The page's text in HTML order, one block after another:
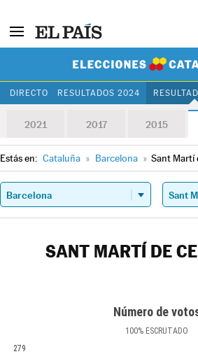
DIRECTO RESULTADOS 2024
2021 2017 2015
Estás en: Cataluña » Barcelona » Sant Martí
SANT MARTÍ DE
Número de
100% ESCRUTADO
279